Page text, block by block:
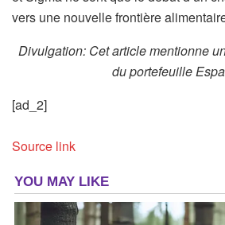
vers une nouvelle frontière
Divulgation: Cet article mentionne
du portefeuille
[ad_2]
Source link